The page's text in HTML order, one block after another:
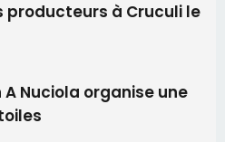
producteurs à Cruculi le
Nuciola organise une